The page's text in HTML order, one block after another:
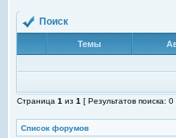
Поиск
Темы
Страница 1 из 1 [ Результатов поиска: 0
Список форумов